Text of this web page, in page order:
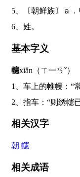
5、〔朝鲜族
6、姓。
基本字义
幰xiǎn（ㄒ一ㄢˇ）
1、车上的帷幔：
2、指车：“则绣
相关汉字
朝 幰
相关成语